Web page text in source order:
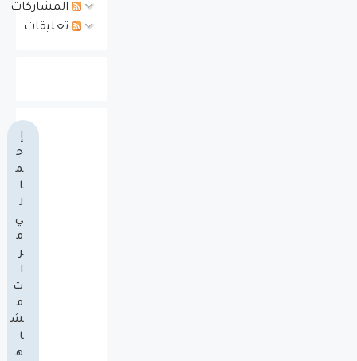
المشاركات
تعليقات
إ
ج
م
ا
ل
ي
م
ر
ا
ت
م
ش
ا
ه